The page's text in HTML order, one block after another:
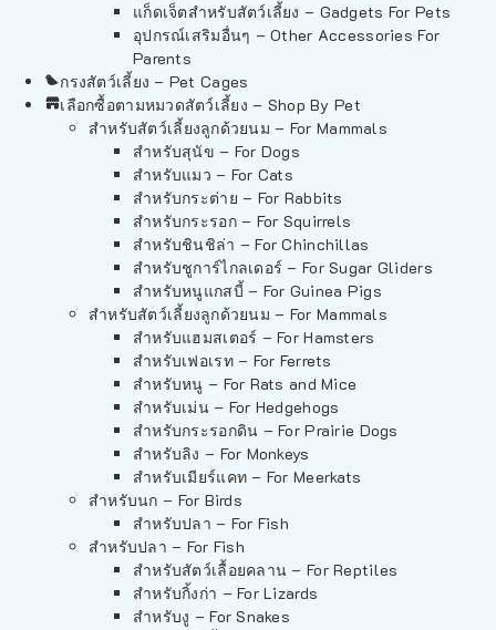
แก็ดเจ็ตสำหรับสัตว์เลี้ยง – Gadgets For Pets
อุปกรณ์เสริมอื่นๆ – Other Accessories For
Parents
กรงสัตว์เลี้ยง – Pet Cages
เลือกซื้อตามหมวดสัตว์เลี้ยง – Shop By Pet
สำหรับสัตว์เลี้ยงลูกด้วยนม – For Mammals
สำหรับสุนัข – For Dogs
สำหรับแมว – For Cats
สำหรับกระต่าย – For Rabbits
สำหรับกระรอก – For Squirrels
สำหรับชินชิล่า – For Chinchillas
สำหรับชูการ์ไกลเดอร์ – For Sugar Gliders
สำหรับหนูแกสบี้ – For Guinea Pigs
สำหรับสัตว์เลี้ยงลูกด้วยนม – For Mammals
สำหรับแฮมสเตอร์ – For Hamsters
สำหรับเฟอเรท – For Ferrets
สำหรับหนู – For Rats and Mice
สำหรับเม่น – For Hedgehogs
สำหรับกระรอกดิน – For Prairie Dogs
สำหรับลิง – For Monkeys
สำหรับเมียร์แคท – For Meerkats
สำหรับนก – For Birds
สำหรับปลา – For Fish
สำหรับปลา – For Fish
สำหรับสัตว์เลื้อยคลาน – For Reptiles
สำหรับกิ้งก่า – For Lizards
สำหรับงู – For Snakes